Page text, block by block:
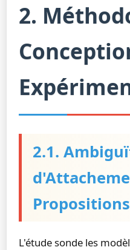
2.
2.1.
L'étude sonde les